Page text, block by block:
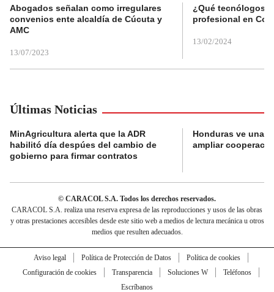
Abogados señalan como irregulares
convenios ente alcaldía de Cúcuta y
AMC
13/07/2023
¿Qué tecnólogos
profesional en
13/02/2024
Últimas Noticias
MinAgricultura alerta que la ADR
habilitó día despúes del cambio de
gobierno para firmar contratos
Honduras ve una
ampliar
© CARACOL S.A. Todos los derechos reservados.
CARACOL S.A. realiza una reserva expresa de las reproducciones y usos de las obras
y otras prestaciones accesibles desde este sitio web a medios de lectura mecánica u otros
medios que resulten adecuados.
Aviso legal Política de Protección de Datos
Política de cookies
Configuración de cookies
Transparencia Soluciones W
Teléfonos
Escríbanos